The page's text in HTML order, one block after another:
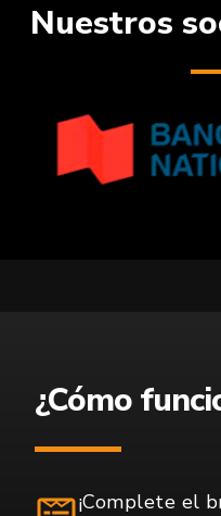
Nuestros
¿Cómo
¡Complete el